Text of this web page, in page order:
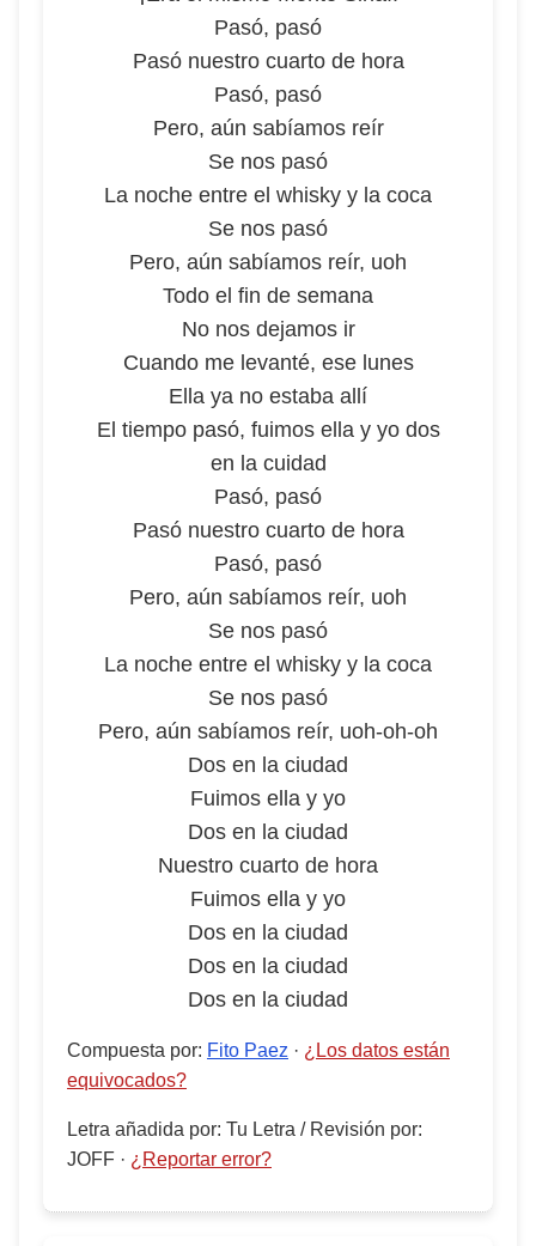
Pasó, pasó
Pasó nuestro cuarto de hora
Pasó, pasó
Pero, aún sabíamos reír
Se nos pasó
La noche entre el whisky y la coca
Se nos pasó
Pero, aún sabíamos reír, uoh
Todo el fin de semana
No nos dejamos ir
Cuando me levanté, ese lunes
Ella ya no estaba allí
El tiempo pasó, fuimos ella y yo dos
en la cuidad
Pasó, pasó
Pasó nuestro cuarto de hora
Pasó, pasó
Pero, aún sabíamos reír, uoh
Se nos pasó
La noche entre el whisky y la coca
Se nos pasó
Pero, aún sabíamos reír, uoh-oh-oh
Dos en la ciudad
Fuimos ella y yo
Dos en la ciudad
Nuestro cuarto de hora
Fuimos ella y yo
Dos en la ciudad
Dos en la ciudad
Dos en la ciudad
Compuesta por: Fito Paez · ¿Los datos están
equivocados?
Letra añadida por: Tu Letra / Revisión por:
JOFF · ¿Reportar error?